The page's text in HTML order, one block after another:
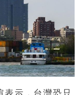
示，台灣恐只